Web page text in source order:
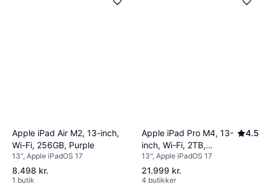
Apple iPad Air M2, 13-inch,
Wi-Fi, 256GB, Purple
13", Apple iPadOS 17
8.498 kr.
1 butik
Apple iPad Pro M4, 13-
inch, Wi-Fi, 2TB,
Standard Glass Black
4.5
13", Apple iPadOS 17
21.999 kr.
4 butikker